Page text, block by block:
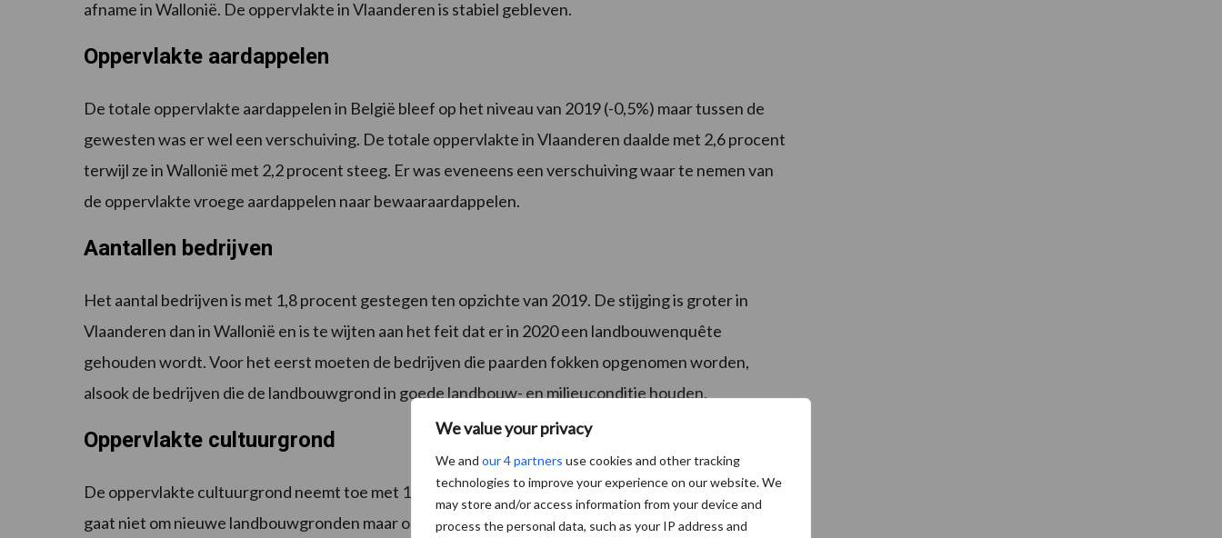
We value your privacy
We and our 4 partners use cookies and other tracking
technologies to improve your experience on our website. We
may store and/or access information from your device and
process the personal data, such as your IP address and
afname in Wallonië. De oppervlakte in Vlaanderen is stabiel gebleven.
Oppervlakte aardappelen
De totale oppervlakte aardappelen in België bleef op het niveau van 2019 (-0,5%) maar tussen de
gewesten was er wel een verschuiving. De totale oppervlakte in Vlaanderen daalde met 2,6 procent
terwijl ze in Wallonië met 2,2 procent steeg. Er was eveneens een verschuiving waar te nemen van
de oppervlakte vroege aardappelen naar bewaaraardappelen.
Aantallen bedrijven
Het aantal bedrijven is met 1,8 procent gestegen ten opzichte van 2019. De stijging is groter in
Vlaanderen dan in Wallonië en is te wijten aan het feit dat er in 2020 een landbouwenquête
gehouden wordt. Voor het eerst moeten de bedrijven die paarden fokken opgenomen worden,
alsook de bedrijven die de landbouwgrond in goede landbouw- en milieuconditie houden.
Oppervlakte cultuurgrond
De oppervlakte cultuurgrond neemt toe met 18.152 hectare, dat is een stijging met 1,3 procent. Het
gaat niet om nieuwe landbouwgronden maar om bestaande landbouwgronden die in het verleden